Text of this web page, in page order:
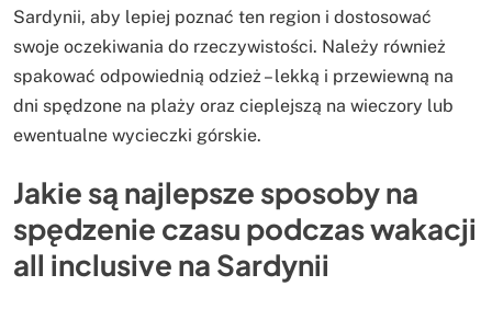
Sardynii, aby lepiej poznać ten region i dostosować
swoje oczekiwania do rzeczywistości. Należy również
spakować odpowiednią odzież – lekką i przewiewną na
dni spędzone na plaży oraz cieplejszą na wieczory lub
ewentualne wycieczki górskie.
Jakie są najlepsze sposoby na
spędzenie czasu podczas wakacji
all inclusive na Sardynii